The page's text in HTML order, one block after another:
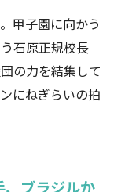
甲子園に向かう
石原正規校長
の力を結集して
にねぎらいの拍
ブラジルか